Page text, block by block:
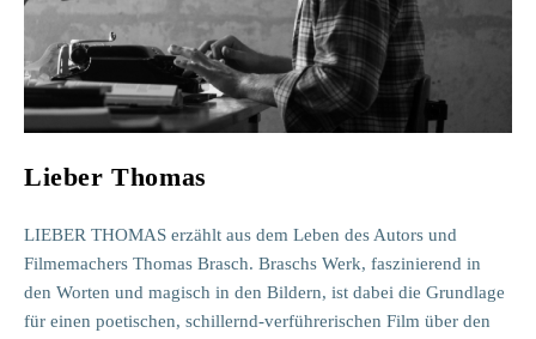
Lieber Thomas
LIEBER THOMAS erzählt aus dem Leben des Autors und
Filmemachers Thomas Brasch. Braschs Werk, faszinierend in
den Worten und magisch in den Bildern, ist dabei die Grundlage
für einen poetischen, schillernd-verführerischen Film über den